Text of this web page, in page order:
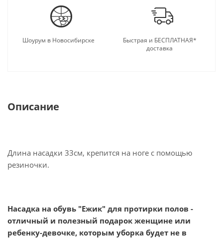
Шоурум в Новосибирске
Быстрая и БЕСПЛАТНАЯ*
доставка
Описание
Длина насадки 33см, крепится на ноге с помощью
резиночки.
Насадка на обувь "Ежик" для протирки полов -
отличный и полезный подарок женщине или
ребенку-девочке, которым уборка будет не в